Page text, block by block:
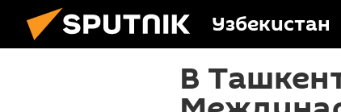
Узбекистан
В